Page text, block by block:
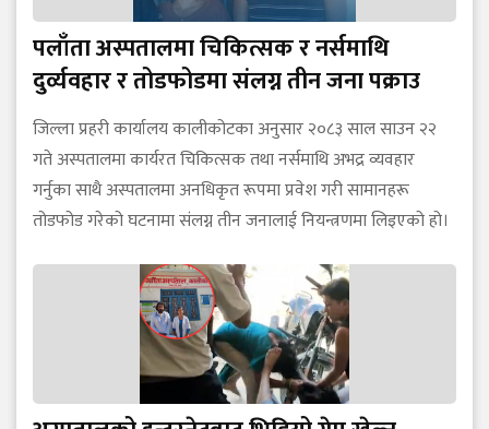
पलाँता अस्पतालमा चिकित्सक र नर्समाथि
दुर्व्यवहार र तोडफोडमा संलग्न तीन जना पक्राउ
जिल्ला प्रहरी कार्यालय कालीकोटका अनुसार २०८३ साल साउन २२
गते अस्पतालमा कार्यरत चिकित्सक तथा नर्समाथि अभद्र व्यवहार
गर्नुका साथै अस्पतालमा अनधिकृत रूपमा प्रवेश गरी सामानहरू
तोडफोड गरेको घटनामा संलग्न तीन जनालाई नियन्त्रणमा लिइएको हो।